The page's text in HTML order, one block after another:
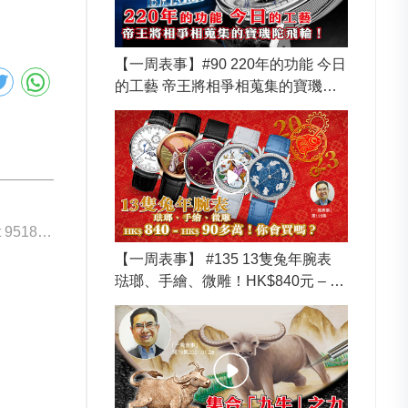
下一個: Breguet 9518ST/1D/S80/D001
【一周表事】#90 220年的功能 今日
的工藝 帝王將相爭相蒐集的寶璣陀
飛輪！
【一周表事】 #135 13隻兔年腕表
琺瑯、手繪、微雕！HK$840元 – H
K$90多萬！你會買嗎？